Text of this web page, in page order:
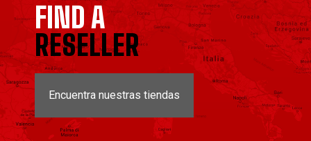
FIND A
RESELLER
Encuentra nuestras tiendas